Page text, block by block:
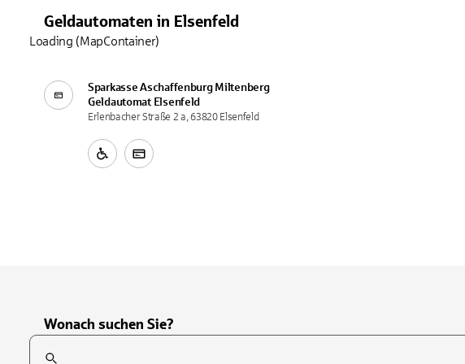
Geldautomaten in Elsenfeld
Sparkasse Aschaffenburg Miltenberg
Geldautomat Elsenfeld
Erlenbacher Straße 2 a, 63820 Elsenfeld
Loading (MapContainer)
Wonach suchen Sie?
Suchfeld